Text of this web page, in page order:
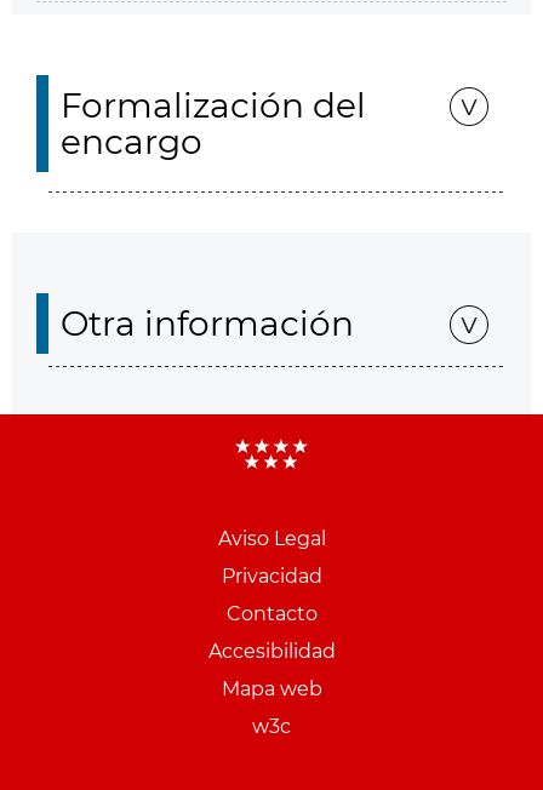
Formalización del
encargo
Otra información
Aviso Legal
Privacidad
Contacto
Accesibilidad
Mapa web
w3c